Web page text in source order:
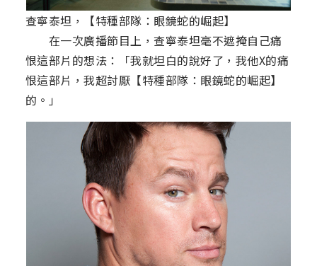
查寧泰坦，【特種部隊：眼鏡蛇的崛起】
在一次廣播節目上，查寧泰坦毫不遮掩自己痛
恨這部片的想法：「我就坦白的說好了，我他X的痛
恨這部片，我超討厭【特種部隊：眼鏡蛇的崛起】
的。」